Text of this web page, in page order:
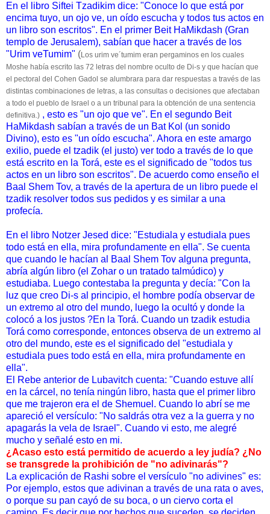
En el libro Siftei Tzadikim dice: "Conoce lo que está por
encima tuyo, un ojo ve, un oído escucha y todos tus actos en
un libro son escritos". En el primer Beit HaMikdash (Gran
templo de Jerusalem), sabían que hacer a través de los
"Urim veTumim" (Los urim ve´tumim eran pergaminos en los cuales
Moshe había escrito las 72 letras del nombre oculto de Di-s y que hacían que
el pectoral del Cohen Gadol se alumbrara para dar respuestas a través de las
distintas combinaciones de letras, a las consultas o decisiones que afectaban
a todo el pueblo de Israel o a un tribunal para la obtención de una sentencia
definitiva.) , esto es "un ojo que ve". En el segundo Beit
HaMikdash sabían a través de un Bat Kol (un sonido
Divino), esto es "un oído escucha". Ahora en este amargo
exilio, puede el tzadik (el justo) ver todo a través de lo que
está escrito en la Torá, este es el significado de "todos tus
actos en un libro son escritos". De acuerdo como enseño el
Baal Shem Tov, a través de la apertura de un libro puede el
tzadik resolver todos sus pedidos y es similar a una
profecía.
En el libro Notzer Jesed dice: "Estudiala y estudiala pues
todo está en ella, mira profundamente en ella". Se cuenta
que cuando le hacían al Baal Shem Tov alguna pregunta,
abría algún libro (el Zohar o un tratado talmúdico) y
estudiaba. Luego contestaba la pregunta y decía: "Con la
luz que creo Di-s al principio, el hombre podía observar de
un extremo al otro del mundo, luego la ocultó y donde la
colocó a los justos ?En la Torá. Cuando un tzadik estudia
Torá como corresponde, entonces observa de un extremo al
otro del mundo, este es el significado del "estudiala y
estudiala pues todo está en ella, mira profundamente en
ella".
El Rebe anterior de Lubavitch cuenta: "Cuando estuve allí
en la cárcel, no tenía ningún libro, hasta que el primer libro
que me trajeron era el de Shemuel. Cuando lo abrí se me
apareció el versículo: "No saldrás otra vez a la guerra y no
apagarás la vela de Israel". Cuando vi esto, me alegré
mucho y señalé esto en mi.
¿Acaso esto está permitido de acuerdo a ley judía? ¿No
se transgrede la prohibición de "no adivinarás"?
La explicación de Rashi sobre el versículo "no adivines" es:
Por ejemplo, estos que adivinan a través de una rata o aves,
o porque su pan cayó de su boca, o un ciervo corta el